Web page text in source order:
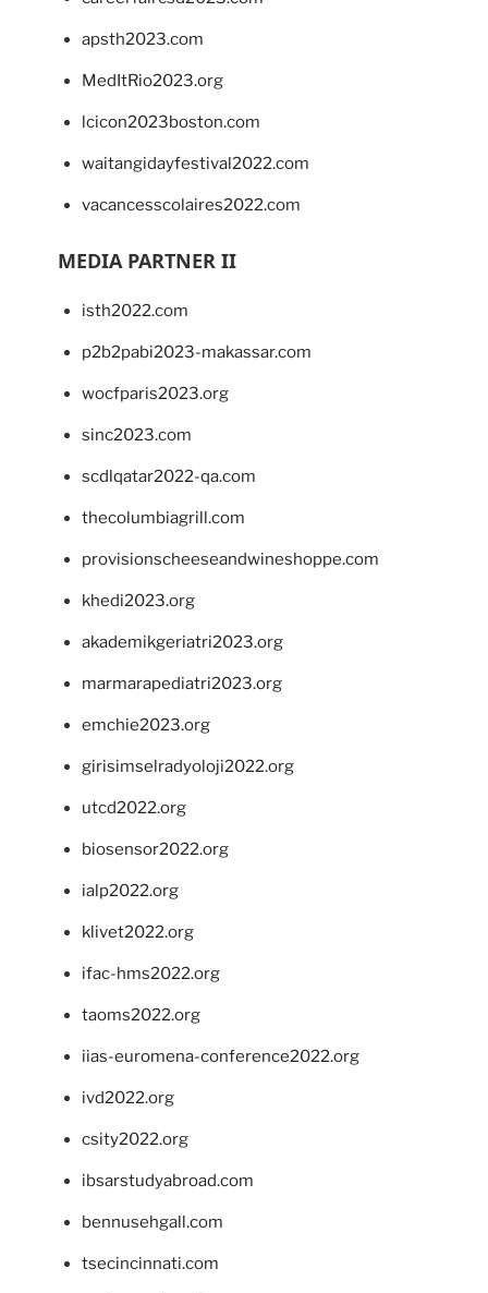
apsth2023.com
MedItRio2023.org
lcicon2023boston.com
waitangidayfestival2022.com
vacancesscolaires2022.com
MEDIA PARTNER II
isth2022.com
p2b2pabi2023-makassar.com
wocfparis2023.org
sinc2023.com
scdlqatar2022-qa.com
thecolumbiagrill.com
provisionscheeseandwineshoppe.com
khedi2023.org
akademikgeriatri2023.org
marmarapediatri2023.org
emchie2023.org
girisimselradyoloji2022.org
utcd2022.org
biosensor2022.org
ialp2022.org
klivet2022.org
ifac-hms2022.org
taoms2022.org
iias-euromena-conference2022.org
ivd2022.org
csity2022.org
ibsarstudyabroad.com
bennusehgall.com
tsecincinnati.com